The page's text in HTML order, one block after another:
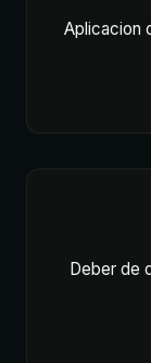
Aplicacion
Deber de